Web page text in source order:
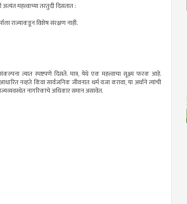
महत्त्वाच्या तरतुदी दिसतात :
राज्याकडून विशेष संरक्षण नाही.
त्यात स्पष्टपणे दिसते. मात्र, येथे एक महत्त्वाचा सूक्ष्म फरक आहे.
नव्हते किंवा सार्वजनिक जीवनात धर्म वजा करावा, या अर्थाने त्यांची
नागरिकांचे अधिकार समान असावेत.